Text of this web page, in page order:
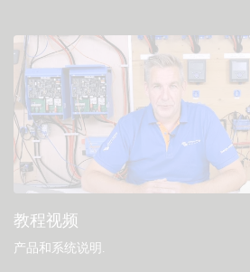
教程视频
产品和系统说明 .